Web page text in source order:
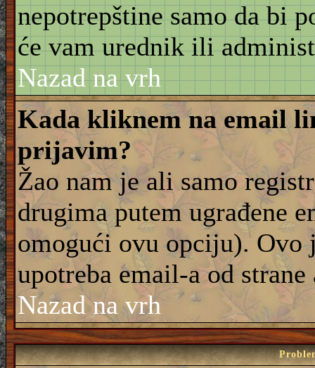
nepotrepštine samo da bi
će vam urednik ili
Nazad na vrh
Kada kliknem na email
prijavim?
Žao nam je ali samo
drugima putem ugrađene
omogući ovu opciju). Ovo
upotreba email-a od
Nazad na vrh